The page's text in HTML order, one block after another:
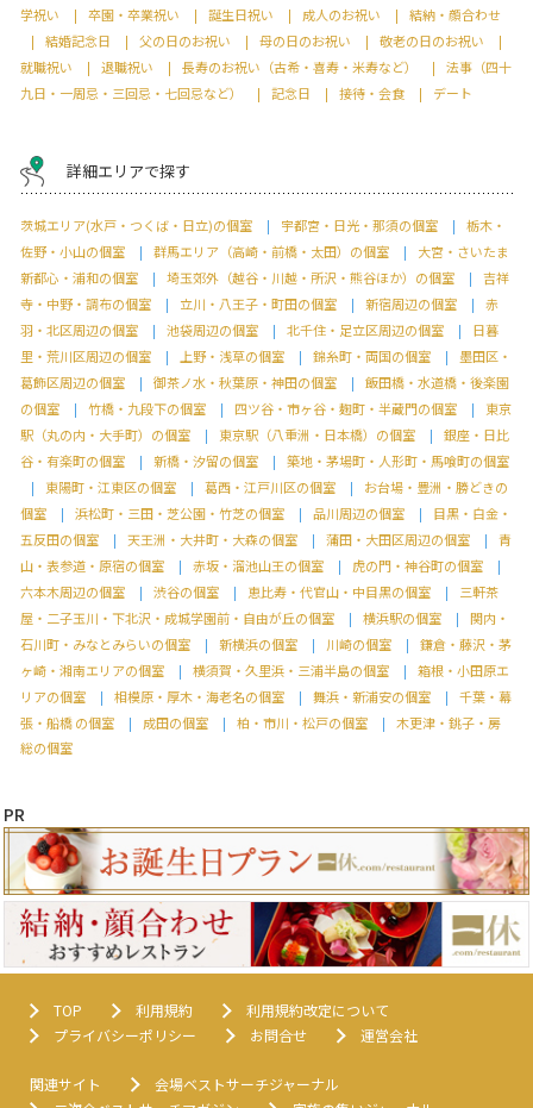
学祝い
卒園・卒業祝い 誕生日祝い 成人のお祝い
結納・顔合わせ
結婚記念日
父の日のお祝い 母の日のお祝い
敬老の日のお祝い
就職祝い
退職祝い 長寿のお祝い（古希・喜寿・米寿など）
法事（四十
九日・一周忌・三回忌・七回忌など）
記念日 接待・会食 デート
詳細エリアで探す
茨城エリア(水戸・つくば・日立)の個室 宇都宮・日光・那須の個室
栃木・
佐野・小山の個室
群馬エリア（高崎・前橋・太田）の個室
大宮・さいたま
新都心・浦和の個室
埼玉郊外（越谷・川越・所沢・熊谷ほか）の個室
吉祥
寺・中野・調布の個室
立川・八王子・町田の個室 新宿周辺の個室
赤
羽・北区周辺の個室
池袋周辺の個室 北千住・足立区周辺の個室
日暮
里・荒川区周辺の個室
上野・浅草の個室 錦糸町・両国の個室
墨田区・
葛飾区周辺の個室
御茶ノ水・秋葉原・神田の個室
飯田橋・水道橋・後楽園
の個室
竹橋・九段下の個室 四ツ谷・市ヶ谷・麹町・半蔵門の個室
東京
駅（丸の内・大手町）の個室
東京駅（八重洲・日本橋）の個室
銀座・日比
谷・有楽町の個室
新橋・汐留の個室
築地・茅場町・人形町・馬喰町の個室
東陽町・江東区の個室
葛西・江戸川区の個室
お台場・豊洲・勝どきの
個室
浜松町・三田・芝公園・竹芝の個室 品川周辺の個室
目黒・白金・
五反田の個室
天王洲・大井町・大森の個室 蒲田・大田区周辺の個室
青
山・表参道・原宿の個室
赤坂・溜池山王の個室
虎の門・神谷町の個室
六本木周辺の個室
渋谷の個室 恵比寿・代官山・中目黒の個室
三軒茶
屋・二子玉川・下北沢・成城学園前・自由が丘の個室
横浜駅の個室
関内・
石川町・みなとみらいの個室
新横浜の個室 川崎の個室
鎌倉・藤沢・茅
ヶ崎・湘南エリアの個室
横須賀・久里浜・三浦半島の個室
箱根・小田原エ
リアの個室
相模原・厚木・海老名の個室 舞浜・新浦安の個室
千葉・幕
張・船橋 の個室
成田の個室 柏・市川・松戸の個室
木更津・銚子・房
総の個室
PR
TOP 利用規約
利用規約改定について
プライバシーポリシー
お問合せ 運営会社
関連サイト
会場ベストサーチジャーナル